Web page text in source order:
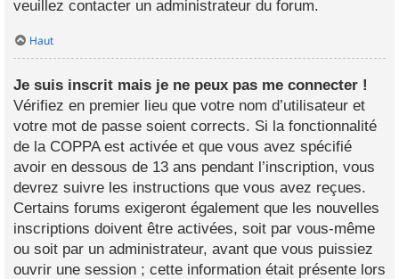
veuillez contacter un administrateur du forum.
Haut
Je suis inscrit mais je ne peux pas me connecter !
Vérifiez en premier lieu que votre nom d’utilisateur et
votre mot de passe soient corrects. Si la fonctionnalité
de la COPPA est activée et que vous avez spécifié
avoir en dessous de 13 ans pendant l’inscription, vous
devrez suivre les instructions que vous avez reçues.
Certains forums exigeront également que les nouvelles
inscriptions doivent être activées, soit par vous-même
ou soit par un administrateur, avant que vous puissiez
ouvrir une session ; cette information était présente lors